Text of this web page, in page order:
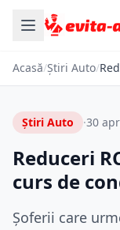
Acasă/Știri Auto/
Știri Auto ·30
Reduceri
curs de
Șoferii care